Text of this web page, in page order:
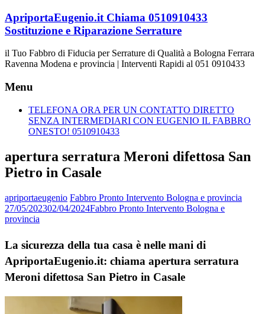
Vai
al
contenuto
ApriportaEugenio.it Chiama 0510910433
Sostituzione e Riparazione Serrature
il Tuo Fabbro di Fiducia per Serrature di Qualità a Bologna Ferrara
Ravenna Modena e provincia | Interventi Rapidi al 051 0910433
Menu
TELEFONA ORA PER UN CONTATTO DIRETTO
SENZA INTERMEDIARI CON EUGENIO IL FABBRO
ONESTO! 0510910433
apertura serratura Meroni difettosa San
Pietro in Casale
apriportaeugenio Fabbro Pronto Intervento Bologna e provincia
27/05/202302/04/2024Fabbro Pronto Intervento Bologna e
provincia
La sicurezza della tua casa è nelle mani di
ApriportaEugenio.it: chiama apertura serratura
Meroni difettosa San Pietro in Casale